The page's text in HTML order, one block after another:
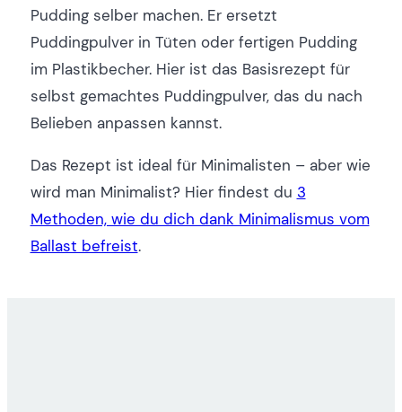
Pudding selber machen. Er ersetzt
Puddingpulver in Tüten oder fertigen Pudding
im Plastikbecher. Hier ist das Basisrezept für
selbst gemachtes Puddingpulver, das du nach
Belieben anpassen kannst.
Das Rezept ist ideal für Minimalisten – aber wie
wird man Minimalist? Hier findest du 3
Methoden, wie du dich dank Minimalismus vom
Ballast befreist.